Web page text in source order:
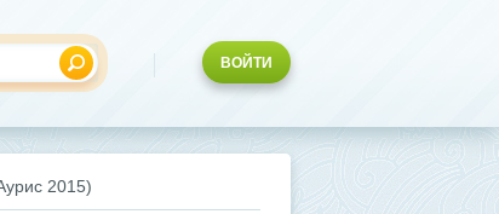
ВОЙТИ
2015)